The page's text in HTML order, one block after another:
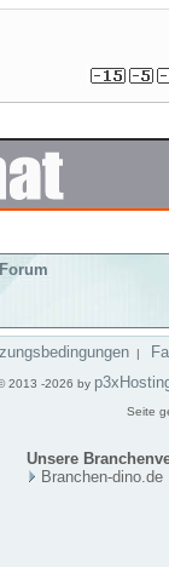
|
2013 -2026 by
Seite
Unsere
Branchen-dino.de